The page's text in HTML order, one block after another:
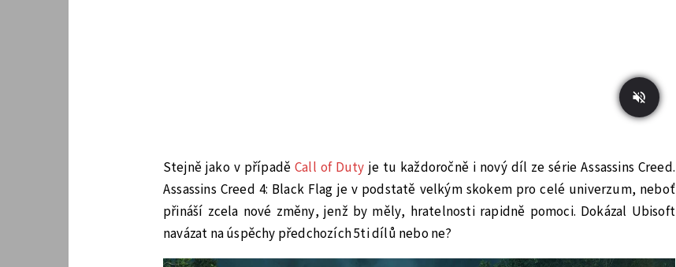
Stejně jako v případě Call of Duty je tu každoročně i nový díl ze série Assassins Creed.
Assassins Creed 4: Black Flag je v podstatě velkým skokem pro celé univerzum, neboť
přináší zcela nové změny, jenž by měly, hratelnosti rapidně pomoci. Dokázal Ubisoft
navázat na úspěchy předchozích 5ti dílů nebo ne?